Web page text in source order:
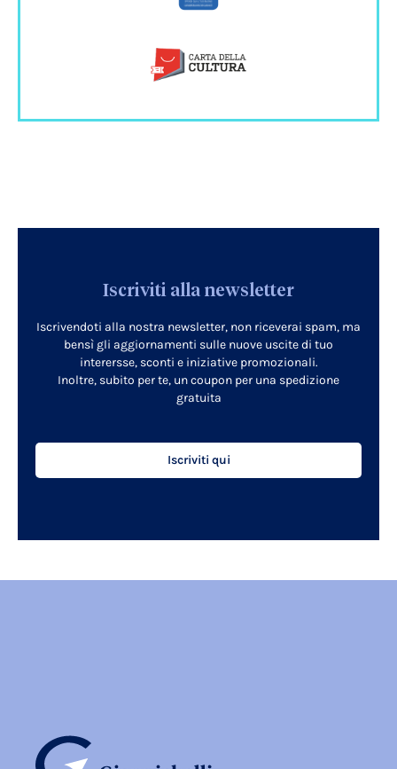
Iscriviti alla newsletter
Iscrivendoti alla nostra newsletter, non riceverai spam, ma
bensì gli aggiornamenti sulle nuove uscite di tuo
interersse, sconti e iniziative promozionali.
Inoltre, subito per te, un coupon per una spedizione
gratuita
Iscriviti qui